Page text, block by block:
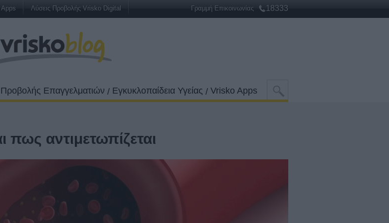
Λύσεις Προβολής Vrisko Digital 18333
Γραμμή Επικοινωνίας
Επαγγελματιών / Εγκυκλοπαίδεια Υγείας / Vrisko Apps
πως αντιμετωπίζεται